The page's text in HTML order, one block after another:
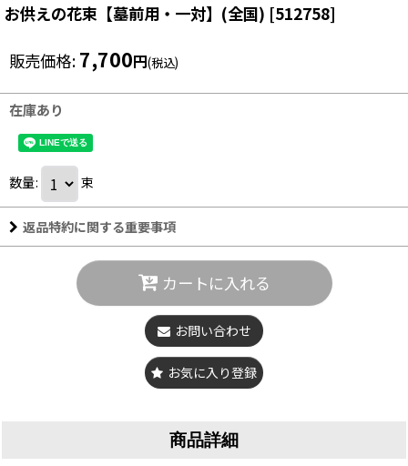
お供えの花束【墓前用・一対】(全国) [512758]
販売価格: 7,700円(税込)
在庫あり
数量: 束
返品特約に関する重要事項
カートに入れる
お問い合わせ
お気に入り登録
商品詳細